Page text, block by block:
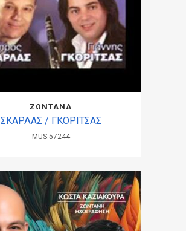
ΖΩΝΤΑΝΑ
ΣΚΑΡΛΑΣ / ΓΚΟΡΙΤΣΑΣ
MUS.57244